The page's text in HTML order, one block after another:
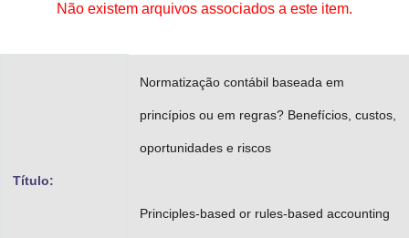
Gabinete de Segurança Institucional
Não existem arquivos associados a este item.
Título:
Normatização contábil baseada em
princípios ou em regras? Benefícios, custos,
oportunidades e riscos
Principles-based or rules-based accounting